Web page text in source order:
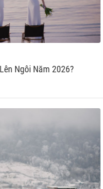
Ngôi Năm 2026?